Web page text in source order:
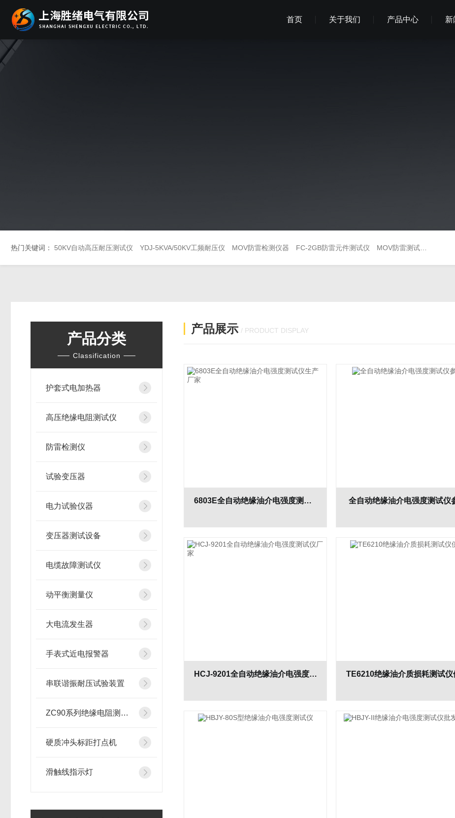
首页 关于我们 产品中心 新
热门关键词： 50KV自动高压耐压测试仪 YDJ-5KVA/50KV工频耐压仪 MOV防雷检测仪器 FC-2GB防雷元件测试仪 MOV防雷测试仪 避雷器巡检仪
产品分类
Classification
护套式电加热器
高压绝缘电阻测试仪
防雷检测仪
试验变压器
电力试验仪器
变压器测试设备
电缆故障测试仪
动平衡测量仪
大电流发生器
手表式近电报警器
串联谐振耐压试验装置
ZC90系列绝缘电阻测试仪
硬质冲头标距打点机
滑触线指示灯
产品展示 / PRODUCT DISPLAY
6803E全自动绝缘油介电强度测试仪生产厂家 全自动绝缘油介电强度测试仪
HCJ-9201全自动绝缘油介电强度测试仪厂家 TE6210绝缘油介质损耗测试仪